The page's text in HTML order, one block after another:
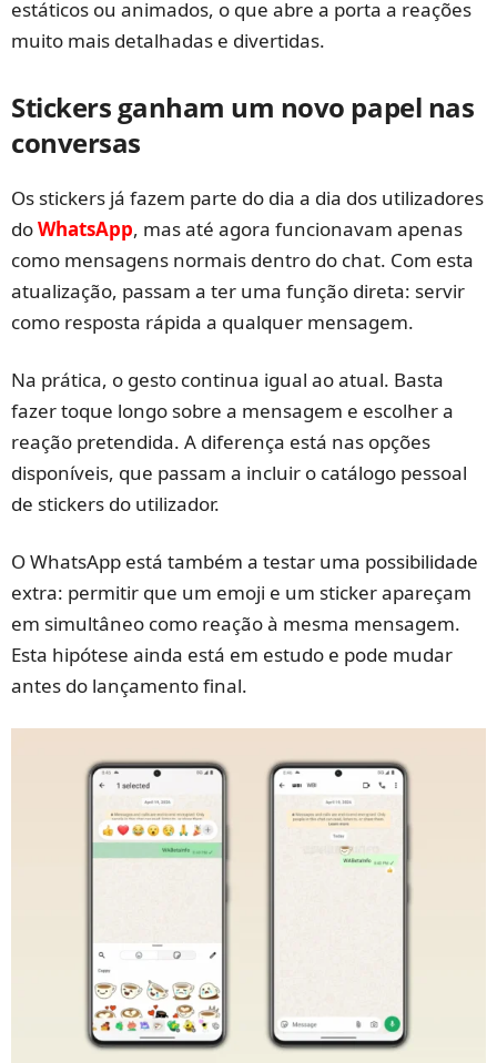
estáticos ou animados, o que abre a porta a reações
muito mais detalhadas e divertidas.
Stickers ganham um novo papel nas
conversas
Os stickers já fazem parte do dia a dia dos utilizadores
doWhatsApp, mas até agora funcionavam apenas
como mensagens normais dentro do chat. Com esta
atualização, passam a ter uma função direta: servir
como resposta rápida a qualquer mensagem.
Na prática, o gesto continua igual ao atual. Basta
fazer toque longo sobre a mensagem e escolher a
reação pretendida. A diferença está nas opções
disponíveis, que passam a incluir o catálogo pessoal
de stickers do utilizador.
O WhatsApp está também a testar uma possibilidade
extra: permitir que um emoji e um sticker apareçam
em simultâneo como reação à mesma mensagem.
Esta hipótese ainda está em estudo e pode mudar
antes do lançamento final.